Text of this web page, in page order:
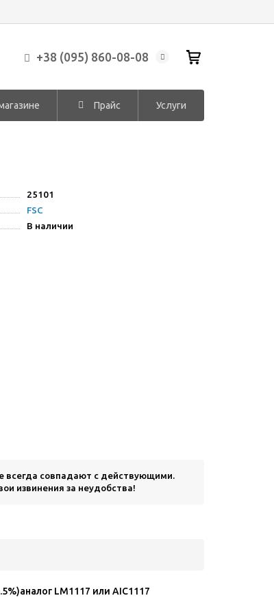
+38 (095) 860-08-08
Прайс Услуги
25101
FSC
В наличии
всегда совпадают с действующими.
извинения за неудобства!
LM1117 или AIC1117